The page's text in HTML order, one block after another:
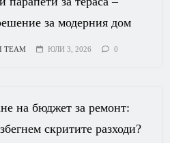
за модерния дом
TEAM ЮЛИ 3, 2026 0
на бюджет за ремонт:
скритите разходи?